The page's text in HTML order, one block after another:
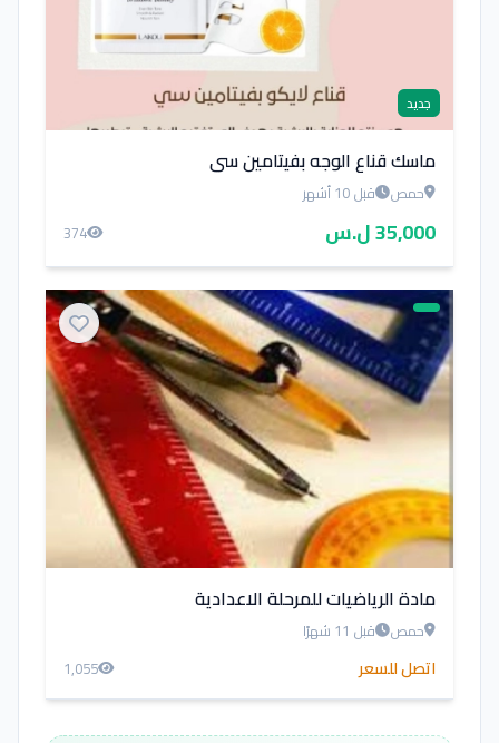
جديد
ماسك قناع الوجه بفيتامين سي
حمص قبل 10 أشهر
35,000 ل.س 374
مادة الرياضيات للمرحلة الاعدادية
حمص قبل 11 شهرًا
اتصل للسعر 1,055